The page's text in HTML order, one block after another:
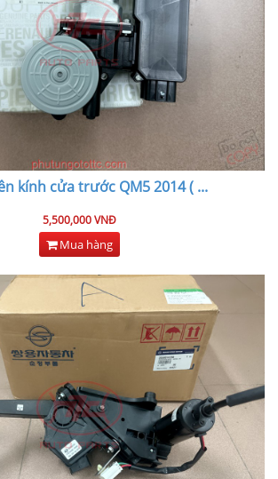
kính cửa trước QM5 2014 (...
5,500,000 VNĐ
Mua hàng